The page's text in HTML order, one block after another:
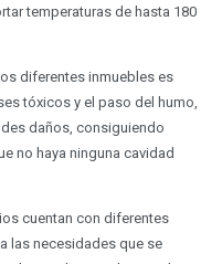
temperaturas de hasta 180
diferentes inmuebles es
tóxicos y el paso del humo,
daños, consiguiendo
no haya ninguna cavidad
cuentan con diferentes
las necesidades que se